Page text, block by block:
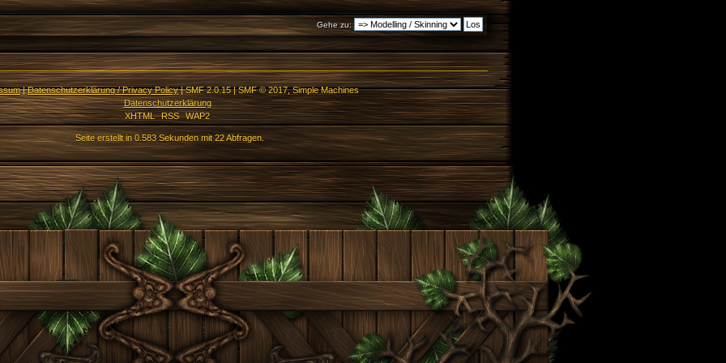
Gehe zu:
|Datenschutzerklärung / Privacy Policy|SMF 2.0.15|SMF © 2017,Simple Machines
Datenschutzerklärung
XHTML
RSS WAP2
Seite erstellt in 0.583 Sekunden mit 22 Abfragen.